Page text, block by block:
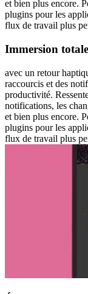
et bien plus encore.
plugins pour les
flux de travail plus
Immersion
avec un retour
raccourcis et des
productivité.
notifications, les
et bien plus encore.
plugins pour les
flux de travail plus